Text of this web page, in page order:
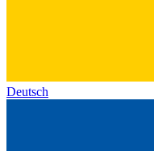
Deutsch